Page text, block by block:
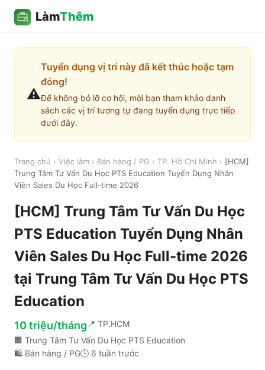
LàmThêm
⚠️
Tuyển dụng vị trí này đã kết thúc hoặc tạm
đóng!
Để không bỏ lỡ cơ hội, mời bạn tham khảo danh
sách các vị trí tương tự đang tuyển dụng trực tiếp
dưới đây.
Trang chủ › Việc làm › Bán hàng / PG › TP. Hồ Chí Minh › [HCM]
Trung Tâm Tư Vấn Du Học PTS Education Tuyển Dụng Nhân
Viên Sales Du Học Full-time 2026
[HCM] Trung Tâm Tư Vấn Du Học
PTS Education Tuyển Dụng Nhân
Viên Sales Du Học Full-time 2026
tại Trung Tâm Tư Vấn Du Học PTS
Education
10 triệu/tháng 📍 TP.HCM
🏢 Trung Tâm Tư Vấn Du Học PTS Education
🛍️ Bán hàng / PG🕒 6 tuần trước